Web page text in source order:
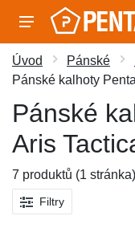
Úvod Pánské
Pánské kalhoty
Pánské
Aris
7 produktů (1 stránka)
Filtry